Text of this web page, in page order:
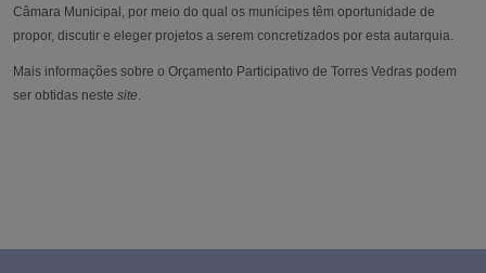
Câmara Municipal, por meio do qual os munícipes têm oportunidade de
propor, discutir e eleger projetos a serem concretizados por esta autarquia.
Mais informações sobre o Orçamento Participativo de Torres Vedras podem
ser obtidas neste site